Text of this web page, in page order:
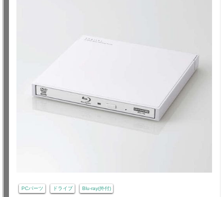
PCパーツ ドライブ Blu-ray(外付)